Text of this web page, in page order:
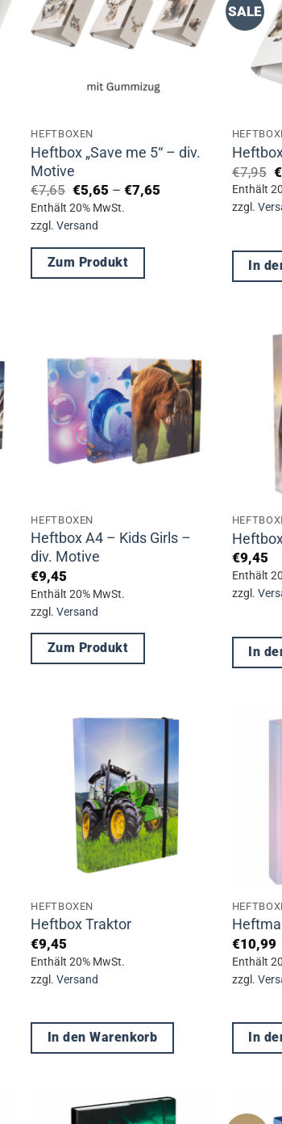
HEFTBOXEN
Heftbox „Save me 5“ – div.
Motive
€7,65 Ursprünglicher
Preis
war:
€7,65
€5,65 –€7,65 Preisspanne:
€7,65Preisspanne:
Enthält 20% MwSt.
zzgl.Versand
Zum Produkt
Varianten
auf.
Optionen
können
Produktseite
gewählt
werden
SALE
€7,95 €
Enthält
zzgl.
In
HEFTBOXEN
Heftbox A4 – Kids Girls –
div. Motive
€9,45
Enthält 20% MwSt.
zzgl.Versand
Zum Produkt
mehrere
Varianten
Optionen
Produktseite
gewählt
werden
€9,45
Enthält
zzgl.
In
HEFTBOXEN
Heftbox Traktor
€9,45
Enthält 20% MwSt.
zzgl.Versand
In den Warenkorb
€10,99
Enthält
zzgl.
In